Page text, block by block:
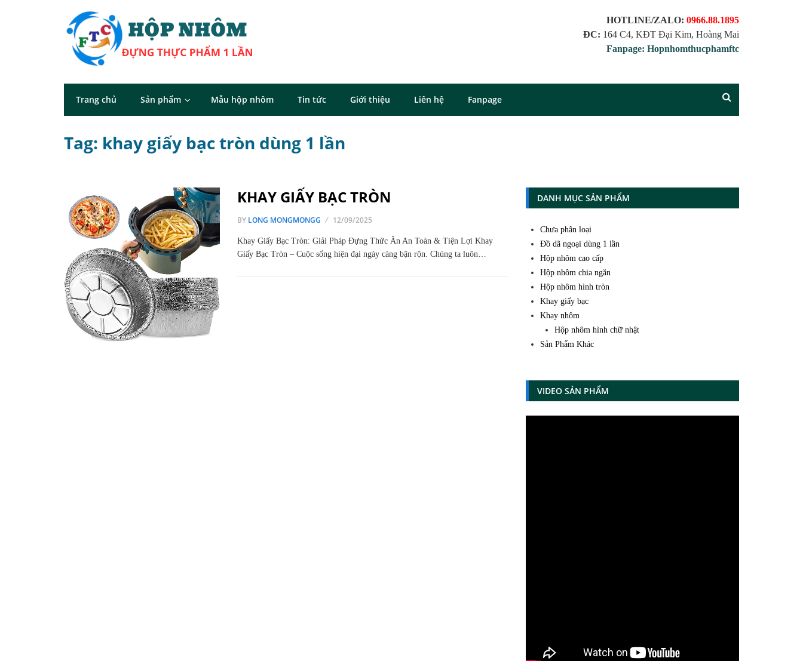
HOTLINE/ZALO: 0966.88.1895
ĐC: 164 C4, KĐT Đại Kim, Hoàng Mai
Fanpage: Hopnhomthucphamftc
Trang chủ Sản phẩm Mẫu hộp nhôm Tin tức Giới thiệu Liên hệ Fanpage
Tag: khay giấy bạc tròn dùng 1 lần
KHAY GIẤY BẠC TRÒN
BY LONG MONGMONGG 12/09/2025
Khay Giấy Bạc Tròn: Giải Pháp Đựng Thức Ăn An Toàn & Tiện Lợi Khay
Giấy Bạc Tròn – Cuộc sống hiện đại ngày càng bận rộn. Chúng ta luôn…
DANH MỤC SẢN PHẨM
Chưa phân loại
Đồ dã ngoại dùng 1 lần
Hộp nhôm cao cấp
Hộp nhôm chia ngăn
Hộp nhôm hình tròn
Khay giấy bạc
Khay nhôm
Hộp nhôm hình chữ nhật
Sản Phẩm Khác
VIDEO SẢN PHẨM